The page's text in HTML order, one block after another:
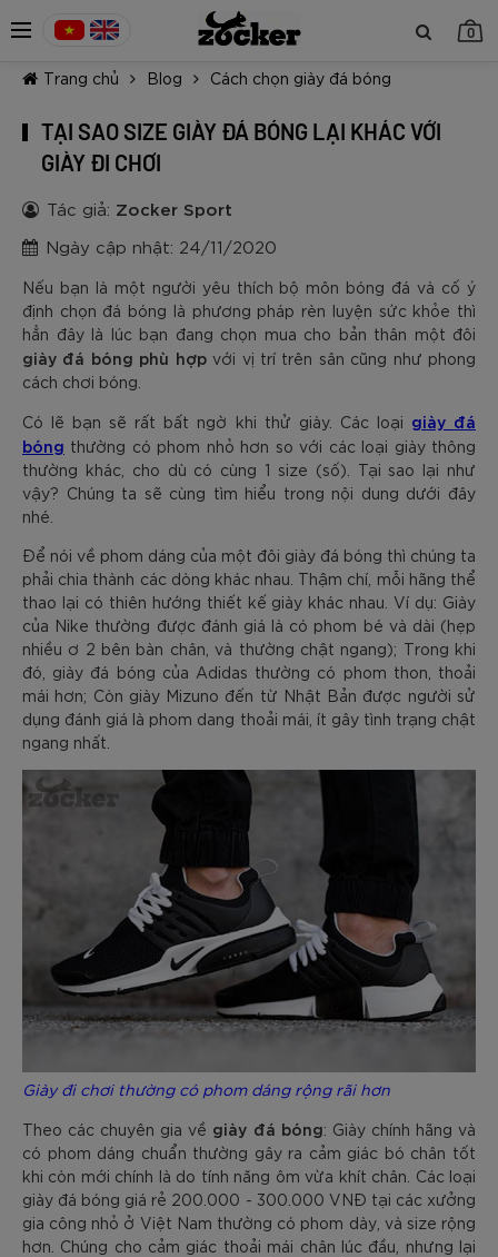
0
Trang chủ Blog Cách chọn giày đá bóng
TẠI SAO SIZE GIÀY ĐÁ BÓNG LẠI KHÁC VỚI
GIÀY ĐI CHƠI
Tác giả: Zocker Sport
Ngày cập nhật: 24/11/2020
Nếu bạn là một người yêu thích bộ môn bóng đá và cố ý
định chọn đá bóng là phương pháp rèn luyện sức khỏe thì
hẳn đây là lúc bạn đang chọn mua cho bản thân một đôi
giày đá bóng phù hợpvới vị trí trên sân cũng như phong
cách chơi bóng.
Có lẽ bạn sẽ rất bất ngờ khi thử giày. Các loại giày đá
bóng thường có phom nhỏ hơn so với các loại giày thông
thường khác, cho dù có cùng 1 size (số). Tại sao lại như
vậy? Chúng ta sẽ cùng tìm hiểu trong nội dung dưới đây
nhé.
Để nói về phom dáng của một đôi giày đá bóng thì chúng ta
phải chia thành các dòng khác nhau. Thậm chí, mỗi hãng thể
thao lại có thiên hướng thiết kế giày khác nhau. Ví dụ: Giày
của Nike thường được đánh giá là có phom bé và dài (hẹp
nhiều ơ 2 bên bàn chân, và thường chật ngang); Trong khi
đó, giày đá bóng của Adidas thường có phom thon, thoải
mái hơn; Còn giày Mizuno đến từ Nhật Bản được người sử
dụng đánh giá là phom dang thoải mái, ít gây tình trạng chật
ngang nhất.
Giày đi chơi thường có phom dáng rộng rãi hơn
Theo các chuyên gia về giày đá bóng: Giày chính hãng và
có phom dáng chuẩn thường gây ra cảm giác bó chân tốt
khi còn mới chính là do tính năng ôm vừa khít chân. Các loại
giày đá bóng giá rẻ 200.000 - 300.000 VNĐ tại các xưởng
gia công nhỏ ở Việt Nam thường có phom dày, và size rộng
hơn. Chúng cho cảm giác thoải mái chân lúc đầu, nhưng lại